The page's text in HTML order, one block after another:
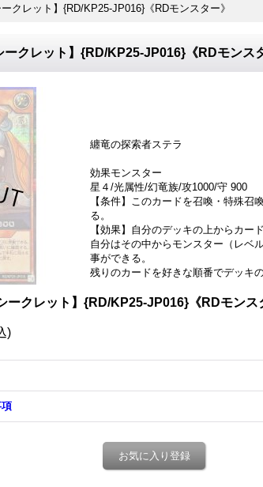
クレット】{RD/KP25-JP016}《RDモンスター》
クレット】{RD/KP25-JP016}《RDモンス
纏竜の探索者ステラ
効果モンスター
星４/光属性/幻竜族/攻1000/守 900
【条件】このカードを召喚・特殊召
る。
【効果】自分のデッキの上からカー
自分はその中からモンスター（レベ
事ができる。
残りのカードを好きな順番でデッキの
ークレット】{RD/KP25-JP016}《RDモンス
)
お気に入り登録